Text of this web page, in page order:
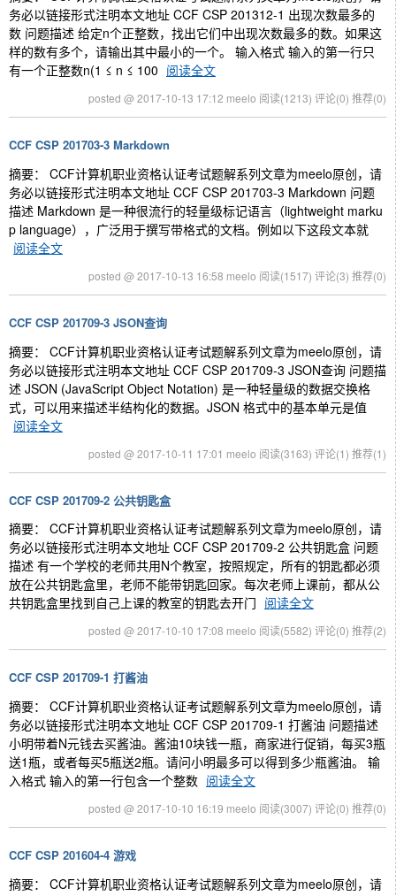
务必以链接形式注明本文地址 CCF CSP 201312-1 出现次数最多的
数 问题描述 给定n个正整数，找出它们中出现次数最多的数。如果这
样的数有多个，请输出其中最小的一个。 输入格式 输入的第一行只
有一个正整数n(1 ≤ n ≤ 100 阅读全文
posted @ 2017-10-13 17:12 meelo 阅读(1213) 评论(0) 推荐(0)
CCF CSP 201703-3 Markdown
摘要： CCF计算机职业资格认证考试题解系列文章为meelo原创，请
务必以链接形式注明本文地址 CCF CSP 201703-3 Markdown 问题
描述 Markdown 是一种很流行的轻量级标记语言（lightweight marku
p language），广泛用于撰写带格式的文档。例如以下这段文本就
阅读全文
posted @ 2017-10-13 16:58 meelo 阅读(1517) 评论(3) 推荐(0)
CCF CSP 201709-3 JSON查询
摘要： CCF计算机职业资格认证考试题解系列文章为meelo原创，请
务必以链接形式注明本文地址 CCF CSP 201709-3 JSON查询 问题描
述 JSON (JavaScript Object Notation) 是一种轻量级的数据交换格
式，可以用来描述半结构化的数据。JSON 格式中的基本单元是值
阅读全文
posted @ 2017-10-11 17:01 meelo 阅读(3163) 评论(1) 推荐(1)
CCF CSP 201709-2 公共钥匙盒
摘要： CCF计算机职业资格认证考试题解系列文章为meelo原创，请
务必以链接形式注明本文地址 CCF CSP 201709-2 公共钥匙盒 问题
描述 有一个学校的老师共用N个教室，按照规定，所有的钥匙都必须
放在公共钥匙盒里，老师不能带钥匙回家。每次老师上课前，都从公
共钥匙盒里找到自己上课的教室的钥匙去开门 阅读全文
posted @ 2017-10-10 17:08 meelo 阅读(5582) 评论(0) 推荐(2)
CCF CSP 201709-1 打酱油
摘要： CCF计算机职业资格认证考试题解系列文章为meelo原创，请
务必以链接形式注明本文地址 CCF CSP 201709-1 打酱油 问题描述
小明带着N元钱去买酱油。酱油10块钱一瓶，商家进行促销，每买3瓶
送1瓶，或者每买5瓶送2瓶。请问小明最多可以得到多少瓶酱油。 输
入格式 输入的第一行包含一个整数 阅读全文
posted @ 2017-10-10 16:19 meelo 阅读(3007) 评论(0) 推荐(0)
CCF CSP 201604-4 游戏
摘要： CCF计算机职业资格认证考试题解系列文章为meelo原创，请